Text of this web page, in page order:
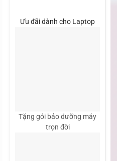
Ưu đãi dành cho Laptop
Tặng gói bảo dưỡng máy
trọn đời